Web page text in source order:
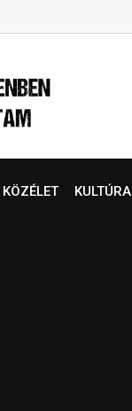
KÖZÉLET KULTÚRA